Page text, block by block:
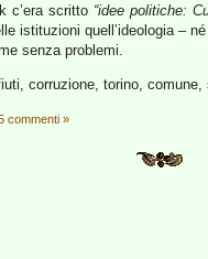
c’era scritto “idee politiche:
istituzioni quell’ideologia –
senza problemi.
corruzione, torino, comune,
commenti »